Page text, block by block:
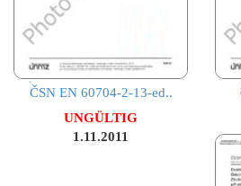
ČSN EN 60704-2-13-ed..
UNGÜLTIG
1.11.2011